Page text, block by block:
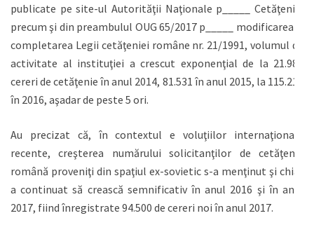
publicate pe site-ul Autorităţii Naţionale p_____ Cetăţenie,
precum şi din preambulul OUG 65/2017 p_____ modificarea şi
completarea Legii cetăţeniei române nr. 21/1991, volumul de
activitate al instituţiei a crescut exponenţial de la 21.987
cereri de cetăţenie în anul 2014, 81.531 în anul 2015, la 115.217
în 2016, aşadar de peste 5 ori.
Au precizat că, în contextul e voluţiilor internaţionale
recente, creşterea numărului solicitanţilor de cetăţenie
română proveniţi din spaţiul ex-sovietic s-a menţinut şi chiar
a continuat să crească semnificativ în anul 2016 şi în anul
2017, fiind înregistrate 94.500 de cereri noi în anul 2017.